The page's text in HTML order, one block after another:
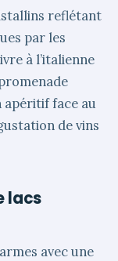
reflétant
par les
à l’italienne
apéritif face au
de vins
lacs
avec une